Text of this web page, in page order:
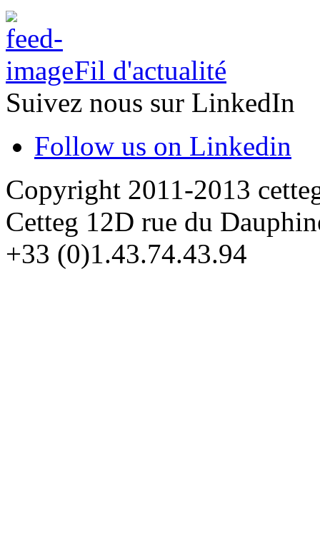
Fil d'actualité
Suivez nous sur LinkedIn
Follow us on Linkedin
Copyright 2011-2013
Cetteg 12D rue du
+33 (0)1.43.74.43.94